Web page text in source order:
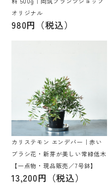
オリジナル
980円（税込）
カリステモン エンデバー｜赤い
ブラシ花・新芽が美しい常緑低木
【一点物・現品販売／7号鉢】
13,200円（税込）